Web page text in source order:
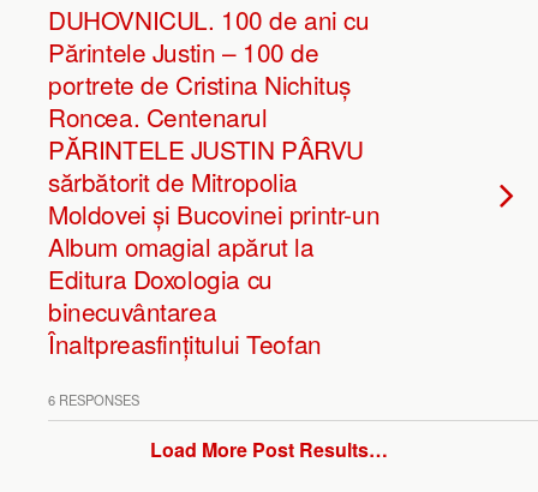
DUHOVNICUL. 100 de ani cu
Părintele Justin – 100 de
portrete de Cristina Nichituș
Roncea. Centenarul
PĂRINTELE JUSTIN PÂRVU
sărbătorit de Mitropolia
Moldovei și Bucovinei printr-un
Album omagial apărut la
Editura Doxologia cu
binecuvântarea
Înaltpreasfințitului Teofan
6 RESPONSES
Load More Post Results…